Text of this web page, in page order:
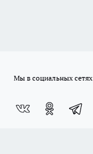
Мы в социальных сетях